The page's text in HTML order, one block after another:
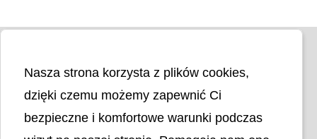
Nasza strona korzysta z plików cookies,
dzięki czemu możemy zapewnić Ci
bezpieczne i komfortowe warunki podczas